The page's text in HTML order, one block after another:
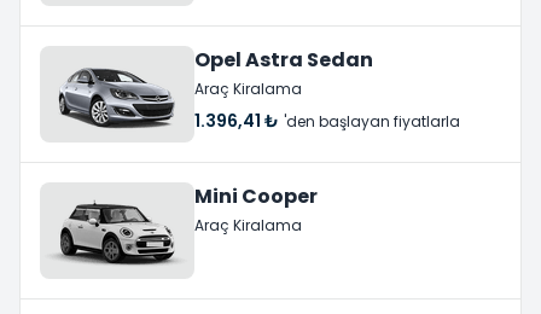
Opel Astra Sedan
Araç Kiralama
1.396,41 ₺ 'den başlayan fiyatlarla
Mini Cooper
Araç Kiralama